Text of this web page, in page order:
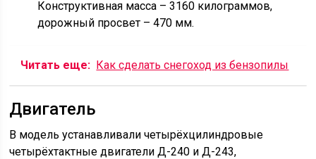
Конструктивная масса – 3160 килограммов,
дорожный просвет – 470 мм.
Читать еще: Как сделать снегоход из бензопилы
Двигатель
В модель устанавливали четырёхцилиндровые
четырёхтактные двигатели Д-240 и Д-243,